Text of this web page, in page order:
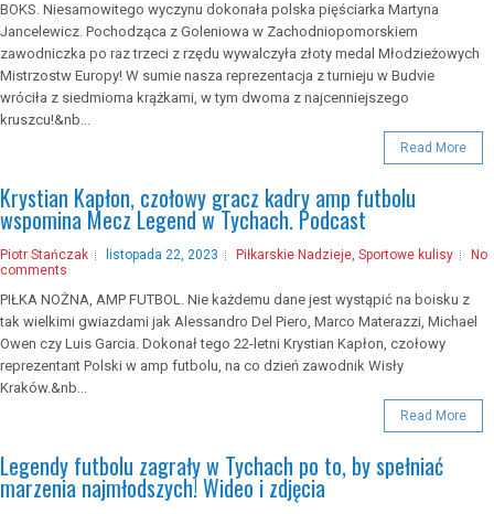
BOKS. Niesamowitego wyczynu dokonała polska pięściarka Martyna
Jancelewicz. Pochodząca z Goleniowa w Zachodniopomorskiem
zawodniczka po raz trzeci z rzędu wywalczyła złoty medal Młodzieżowych
Mistrzostw Europy! W sumie nasza reprezentacja z turnieju w Budvie
wróciła z siedmioma krążkami, w tym dwoma z najcenniejszego
kruszcu!&nb...
Read More
Krystian Kapłon, czołowy gracz kadry amp futbolu
wspomina Mecz Legend w Tychach. Podcast
Piotr Stańczak listopada 22, 2023 Piłkarskie Nadzieje, Sportowe kulisy
No
comments
PIŁKA NOŻNA, AMP FUTBOL. Nie każdemu dane jest wystąpić na boisku z
tak wielkimi gwiazdami jak Alessandro Del Piero, Marco Materazzi, Michael
Owen czy Luis Garcia. Dokonał tego 22-letni Krystian Kapłon, czołowy
reprezentant Polski w amp futbolu, na co dzień zawodnik Wisły
Kraków.&nb...
Read More
Legendy futbolu zagrały w Tychach po to, by spełniać
marzenia najmłodszych! Wideo i zdjęcia